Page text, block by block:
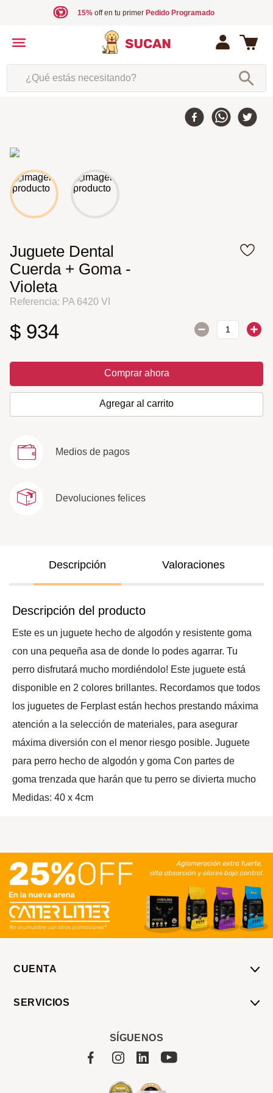
15%off en tu primer Pedido Programado
¿Qué estás necesitando?
Juguete Dental
Cuerda + Goma -
Violeta
Referencia: PA 6420 VI
$ 934
Comprar ahora
Agregar al carrito
Medios de pagos
Devoluciones felices
Descripción Valoraciones
Descripción del producto
Este es un juguete hecho de algodón y resistente goma
con una pequeña asa de donde lo podes agarrar. Tu
perro disfrutará mucho mordiéndolo! Este juguete está
disponible en 2 colores brillantes. Recordamos que todos
los juguetes de Ferplast están hechos prestando máxima
atención a la selección de materiales, para asegurar
máxima diversión con el menor riesgo posible. Juguete
para perro hecho de algodón y goma Con partes de
goma trenzada que harán que tu perro se divierta mucho
Medidas: 40 x 4cm
CUENTA
SERVICIOS
SÍGUENOS